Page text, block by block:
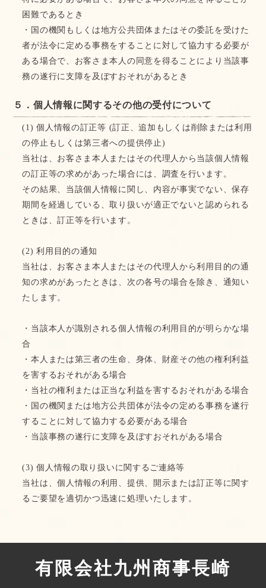
困難であるとき
・国の機関もしくは地方公共団体またはその委託を受けた
者が法令に定める事務をすることに対して協力する必要が
ある場合で、お客さま本人の同意を得ることにより当該事
務の遂行に支障を及ぼすおそれがあるとき
５．個人情報に関するその他の受付について
(1) 個人情報の訂正等 (訂正、追加もしくは削除または利用
の停止もしくは第三者への提供停止)
当社は、お客さま本人またはその代理人から当該個人情報
の訂正等の求めがあった場合には、調査を行います。
その結果、当該個人情報に関し、内容が事実でない、保存
期間を経過している、取り扱いが適正でないと認められる
ときは、訂正等を行います。
(2) 利用目的の通知
当社は、お客さま本人またはその代理人から利用目的の通
知の求めがあったときは、次の各号の場合を除き、通知い
たします。
・当該本人が識別される個人情報の利用目的が明らかな場
合
・本人または第三者の生命、身体、財産その他の権利利益
を害するおそれがある場合
・当社の権利または正当な利益を害するおそれがある場合
・国の機関または地方公共団体が法令の定める事務を遂行
することに対して協力する必要がある場合
・当該事務の遂行に支障を及ぼすおそれがある場合
(3) 個人情報の取り扱いに関するご連絡等
当社は、個人情報の利用、提供、開示または訂正等に関す
るご要望を適切かつ迅速に処理いたします。
有限会社九州商事長崎